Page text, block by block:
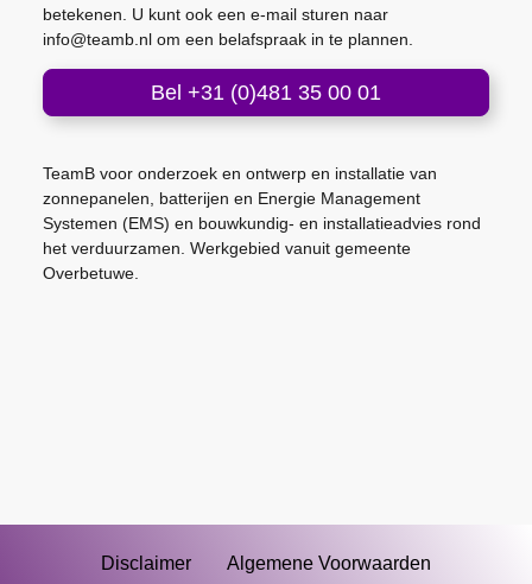
betekenen. U kunt ook een e-mail sturen naar
info@teamb.nl om een belafspraak in te plannen.
Bel +31 (0)481 35 00 01
TeamB voor onderzoek en ontwerp en installatie van
zonnepanelen, batterijen en Energie Management
Systemen (EMS) en bouwkundig- en installatieadvies rond
het verduurzamen. Werkgebied vanuit gemeente
Overbetuwe.
Disclaimer Algemene Voorwaarden